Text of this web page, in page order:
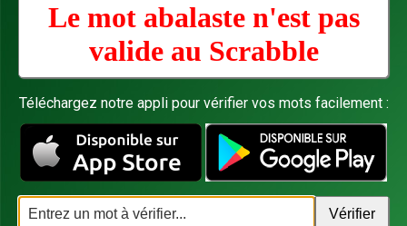
Le mot abalaste n'est pas
valide au Scrabble
Téléchargez notre appli pour vérifier vos mots facilement :